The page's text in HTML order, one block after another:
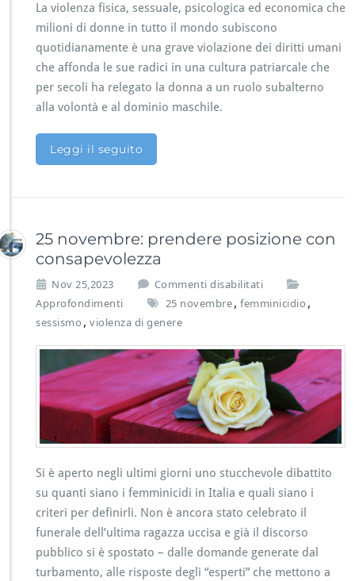
o
g
n
i
g
i
La violenza fisica, sessuale, psicologica ed economica che
milioni di donne in tutto il mondo subiscono
quotidianamente è una grave violazione dei diritti umani
che affonda le sue radici in una cultura patriarcale che
per secoli ha relegato la donna a un ruolo subalterno
alla volontà e al dominio maschile.
Leggi il seguito
25 novembre: prendere posizione con
consapevolezza
Nov 25,2023 Commenti disabilitati
u
n
o
v
e
m
b
r
p
r
e
n
d
e
r
Approfondimenti 25 novembre, femminicidio ,
sessismo , violenza di genere
Si è aperto negli ultimi giorni uno stucchevole dibattito
su quanti siano i femminicidi in Italia e quali siano i
criteri per definirli. Non è ancora stato celebrato il
funerale dell’ultima ragazza uccisa e già il discorso
pubblico si è spostato – dalle domande generate dal
turbamento, alle risposte degli “esperti” che mettono a